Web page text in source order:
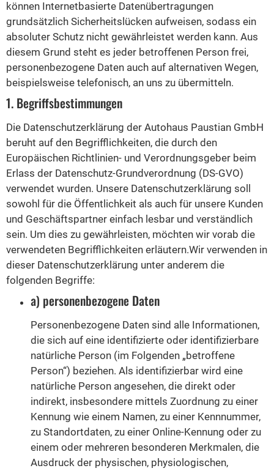
können Internetbasierte Datenübertragungen
grundsätzlich Sicherheitslücken aufweisen, sodass ein
absoluter Schutz nicht gewährleistet werden kann. Aus
diesem Grund steht es jeder betroffenen Person frei,
personenbezogene Daten auch auf alternativen Wegen,
beispielsweise telefonisch, an uns zu übermitteln.
1. Begriffsbestimmungen
Die Datenschutzerklärung der Autohaus Paustian GmbH
beruht auf den Begrifflichkeiten, die durch den
Europäischen Richtlinien- und Verordnungsgeber beim
Erlass der Datenschutz-Grundverordnung (DS-GVO)
verwendet wurden. Unsere Datenschutzerklärung soll
sowohl für die Öffentlichkeit als auch für unsere Kunden
und Geschäftspartner einfach lesbar und verständlich
sein. Um dies zu gewährleisten, möchten wir vorab die
verwendeten Begrifflichkeiten erläutern.Wir verwenden in
dieser Datenschutzerklärung unter anderem die
folgenden Begriffe:
a) personenbezogene Daten
Personenbezogene Daten sind alle Informationen,
die sich auf eine identifizierte oder identifizierbare
natürliche Person (im Folgenden „betroffene
Person“) beziehen. Als identifizierbar wird eine
natürliche Person angesehen, die direkt oder
indirekt, insbesondere mittels Zuordnung zu einer
Kennung wie einem Namen, zu einer Kennnummer,
zu Standortdaten, zu einer Online-Kennung oder zu
einem oder mehreren besonderen Merkmalen, die
Ausdruck der physischen, physiologischen,